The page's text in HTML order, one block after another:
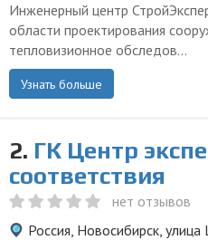
Инженерный центр
области проектирования
тепловизионное обследов...
Узнать больше
2. ГК Центр
соответствия
нет отзывов
Россия, Новосибирск,